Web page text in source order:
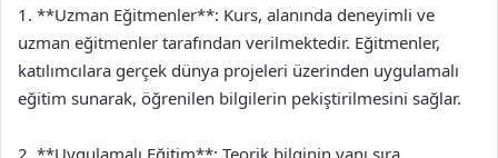
1. **Uzman Eğitmenler**: Kurs, alanında deneyimli ve
uzman eğitmenler tarafından verilmektedir. Eğitmenler,
katılımcılara gerçek dünya projeleri üzerinden uygulamalı
eğitim sunarak, öğrenilen bilgilerin pekiştirilmesini sağlar.
2. **Uygulamalı Eğitim**: Teorik bilginin yanı sıra,